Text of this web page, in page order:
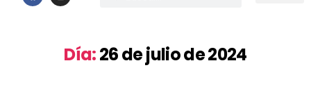
Día:26 de julio de 2024